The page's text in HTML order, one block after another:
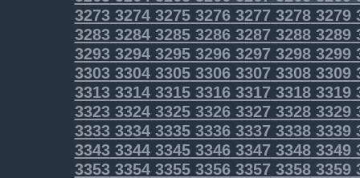
3273327432753276327732783279
3283328432853286328732883289
3293329432953296329732983299
3303330433053306330733083309
3313331433153316331733183319
3323332433253326332733283329
3333333433353336333733383339
3343334433453346334733483349
3353335433553356335733583359